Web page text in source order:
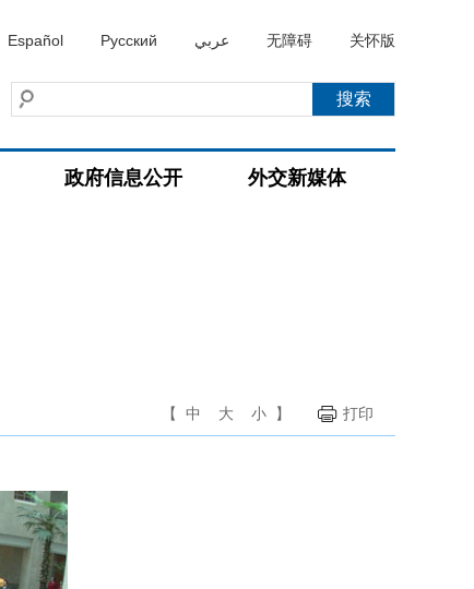
Español Русский عربي 无障碍 关怀版
政府信息公开 外交新媒体
【 中 大 小 】 打印